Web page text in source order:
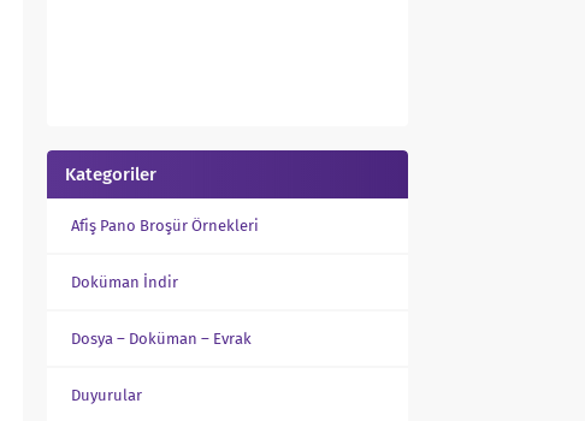
Kategoriler
Afiş Pano Broşür Örnekleri
Doküman İndir
Dosya – Doküman – Evrak
Duyurular